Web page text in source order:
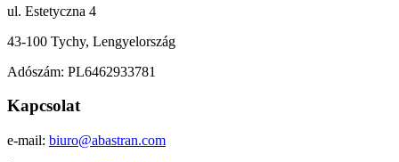
ul. Estetyczna 4
43-100 Tychy, Lengyelország
Adószám: PL6462933781
Kapcsolat
e-mail: biuro@abastran.com